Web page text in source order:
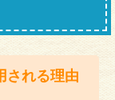
される理由